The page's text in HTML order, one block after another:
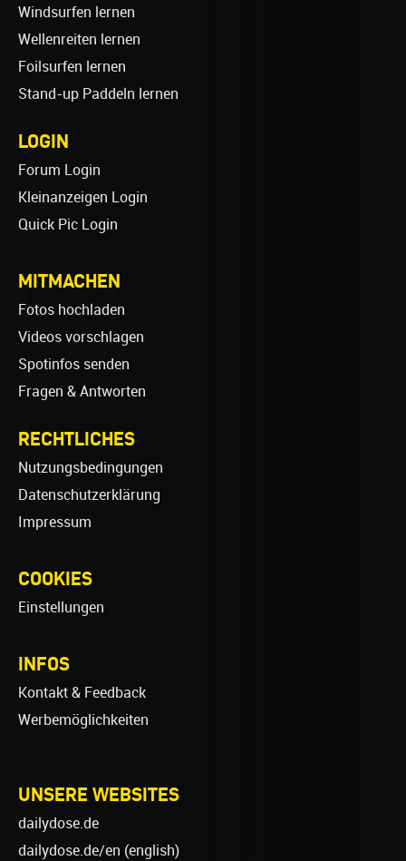
Windsurfen lernen
Wellenreiten lernen
Foilsurfen lernen
Stand-up Paddeln lernen
LOGIN
Forum Login
Kleinanzeigen Login
Quick Pic Login
MITMACHEN
Fotos hochladen
Videos vorschlagen
Spotinfos senden
Fragen & Antworten
RECHTLICHES
Nutzungsbedingungen
Datenschutzerklärung
Impressum
COOKIES
Einstellungen
INFOS
Kontakt & Feedback
Werbemöglichkeiten
UNSERE WEBSITES
dailydose.de
dailydose.de/en (english)